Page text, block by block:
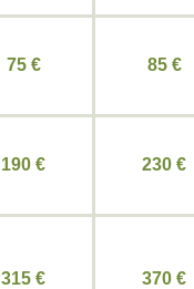
75 € 85 €
190 € 230 €
315 € 370 €